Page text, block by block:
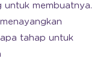
untuk membuatnya.
tahap untuk